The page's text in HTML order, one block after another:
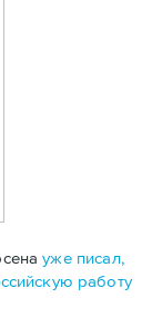
уже писал,
работу